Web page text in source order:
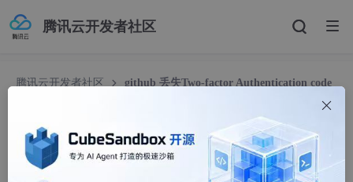
腾讯云开发者社区
腾讯云开发者社区
github 丢失Two-factor Authentication code
github 丢失Two-factor Authentication code怎
么处理